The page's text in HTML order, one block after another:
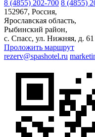
8 (4855) 202-700 8 (4855)
152967, Россия,
Ярославская область,
Рыбинский район,
с. Спаcс, ул. Нижняя, д. 61
Проложить маршрут
rezerv@spashotel.ru